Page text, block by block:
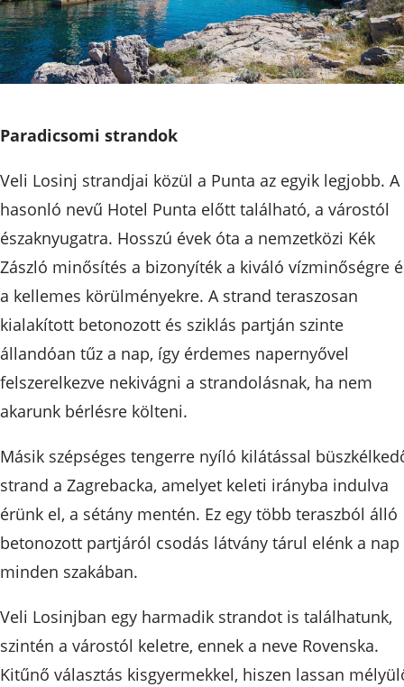
Paradicsomi strandok
Veli Losinj strandjai közül a Punta az egyik legjobb. A
hasonló nevű Hotel Punta előtt található, a várostól
északnyugatra. Hosszú évek óta a nemzetközi Kék
Zászló minősítés a bizonyíték a kiváló vízminőségre
a kellemes körülményekre. A strand teraszosan
kialakított betonozott és sziklás partján szinte
állandóan tűz a nap, így érdemes napernyővel
felszerelkezve nekivágni a strandolásnak, ha nem
akarunk bérlésre költeni.
Másik szépséges tengerre nyíló kilátással
strand a Zagrebacka, amelyet keleti irányba indulva
érünk el, a sétány mentén. Ez egy több teraszból álló
betonozott partjáról csodás látvány tárul elénk a nap
minden szakában.
Veli Losinjban egy harmadik strandot is találhatunk,
szintén a várostól keletre, ennek a neve Rovenska.
Kitűnő választás kisgyermekkel, hiszen lassan